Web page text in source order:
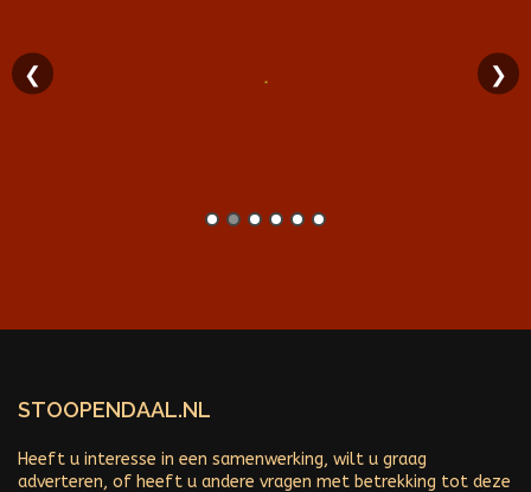
❮ ❯
STOOPENDAAL.NL
Heeft u interesse in een samenwerking, wilt u graag
adverteren, of heeft u andere vragen met betrekking tot deze